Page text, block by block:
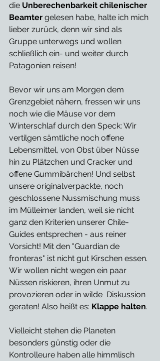
die Unberechenbarkeit chilenischer
Beamter gelesen habe, halte ich mich
lieber zurück, denn wir sind als
Gruppe unterwegs und wollen
schließlich ein- und weiter durch
Patagonien reisen!
Bevor wir uns am Morgen dem
Grenzgebiet nähern, fressen wir uns
noch wie die Mäuse vor dem
Winterschlaf durch den Speck: Wir
vertilgen sämtliche noch offene
Lebensmittel, von Obst über Nüsse
hin zu Plätzchen und Cracker und
offene Gummibärchen! Und selbst
unsere originalverpackte, noch
geschlossene Nussmischung muss
im Mülleimer landen, weil sie nicht
ganz den Kriterien unserer Chile-
Guides entsprechen - aus reiner
Vorsicht! Mit den "Guardian de
fronteras" ist nicht gut Kirschen essen.
Wir wollen nicht wegen ein paar
Nüssen riskieren, ihren Unmut zu
provozieren oder in wilde  Diskussion
geraten! Also heißt es: Klappe halten.
Vielleicht stehen die Planeten
besonders günstig oder die
Kontrolleure haben alle himmlisch